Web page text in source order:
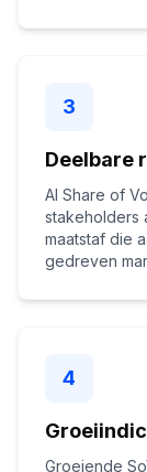
3
Deelbare
AI Share of
stakeholders
maatstaf die
gedreven
4
Groeiende